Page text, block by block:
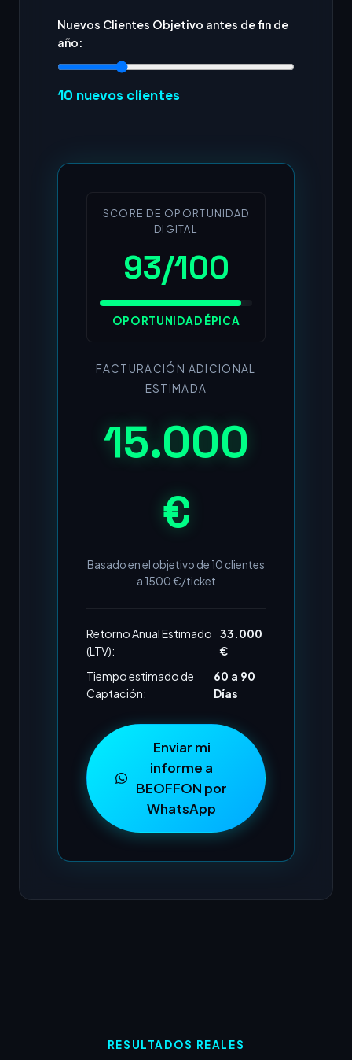
Nuevos Clientes Objetivo antes de fin de
año:
10 nuevos clientes
SCORE DE OPORTUNIDAD
DIGITAL
93/100
OPORTUNIDAD ÉPICA
FACTURACIÓN ADICIONAL
ESTIMADA
15.000
€
Basado en el objetivo de 10 clientes
a 1500€/ticket
Retorno Anual Estimado
(LTV):
33.000
€
Tiempo estimado de
Captación:
60 a 90
Días
Enviar mi
informe a
BEOFFON por
WhatsApp
RESULTADOS REALES